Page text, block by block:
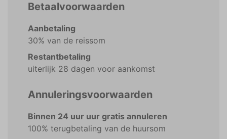
Betaalvoorwaarden
Aanbetaling
30% van de reissom
Restantbetaling
uiterlijk 28 dagen voor aankomst
Annuleringsvoorwaarden
Binnen 24 uur uur gratis annuleren
100% terugbetaling van de huursom